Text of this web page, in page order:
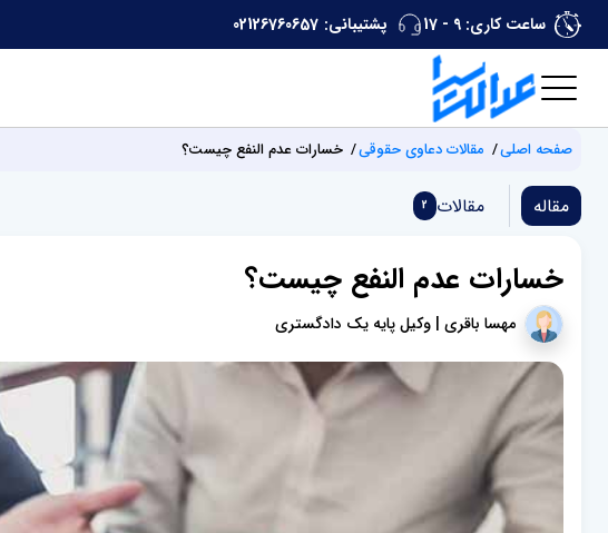
ساعت کاری: 9 - 17 پشتیبانی: 02126760657
صفحه اصلی مقالات دعاوی حقوقی خسارات عدم النفع چیست؟
مقاله مقالات 2
خسارات عدم النفع چیست؟
مهسا باقری | وکیل پایه یک دادگستری